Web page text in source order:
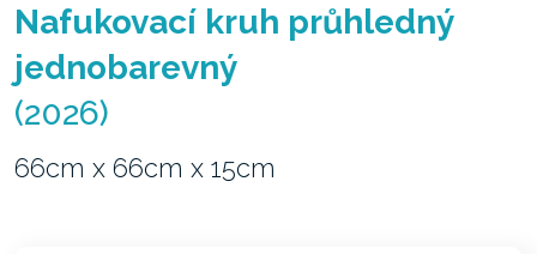
Nafukovací kruh průhledný
jednobarevný
(2026)
66cm x 66cm x 15cm